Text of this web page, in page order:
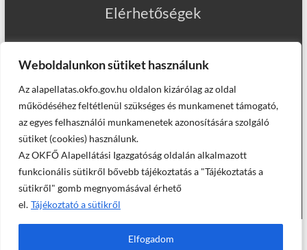
Weboldalunkon sütiket használunk
Az alapellatas.okfo.gov.hu oldalon kizárólag az oldal
működéséhez feltétlenül szükséges és munkamenet támogató,
az egyes felhasználói munkamenetek azonosítására szolgáló
sütiket (cookies) használunk.
Az OKFŐ Alapellátási Igazgatóság oldalán alkalmazott
funkcionális sütikről bővebb tájékoztatás a "Tájékoztatás a
sütikről" gomb megnyomásával érhető
el. Tájékoztató a sütikről
Elfogadom
Elérhetőségek
Munkatársaink
Helyettesítő háziorvosaink